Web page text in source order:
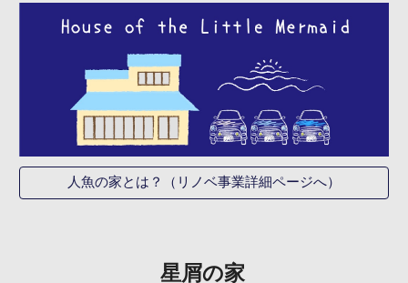
人魚の家とは？（リノベ事業詳細ページへ）
星屑の家